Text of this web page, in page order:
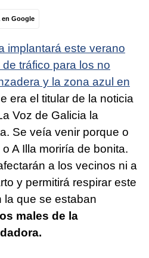
en Google
implantará este verano
tráfico para los no
y la zona azul en
era el titular de la noticia
Voz de Galicia la
Se veía venir porque o
A Illa moriría de bonita.
a los vecinos ni a
y permitirá respirar este
la que se estaban
los males de la